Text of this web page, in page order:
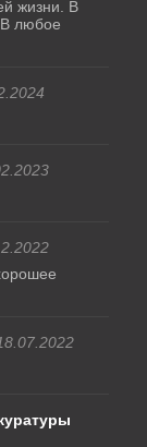
жизни. В
любое